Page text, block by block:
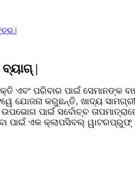
|
ପରିବାର ପାଇଁ ସେମାନଙ୍କ
ଯୋଜନା କରୁଛନ୍ତି, ଖାଦ୍ୟ
ପାଇଁ ସର୍ବୋଚ୍ଚ
ପାଇଁ ଏକ କ୍ଲାପସିବଲ୍